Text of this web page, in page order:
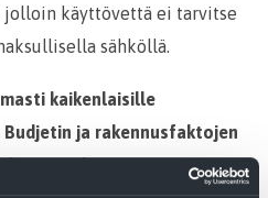
käyttövettä ei tarvitse
sähköllä.
kaikenlaisille
ja rakennusfaktojen
liittää valintaperusteena